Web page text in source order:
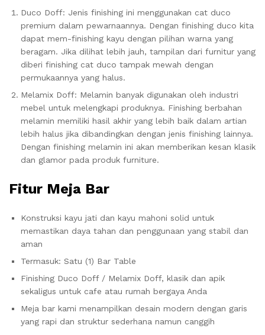
Duco Doff: Jenis finishing ini menggunakan cat duco
premium dalam pewarnaannya. Dengan finishing duco kita
dapat mem-finishing kayu dengan pilihan warna yang
beragam. Jika dilihat lebih jauh, tampilan dari furnitur yang
diberi finishing cat duco tampak mewah dengan
permukaannya yang halus.
Melamix Doff: Melamin banyak digunakan oleh industri
mebel untuk melengkapi produknya. Finishing berbahan
melamin memiliki hasil akhir yang lebih baik dalam artian
lebih halus jika dibandingkan dengan jenis finishing lainnya.
Dengan finishing melamin ini akan memberikan kesan klasik
dan glamor pada produk furniture.
Fitur Meja Bar
Konstruksi kayu jati dan kayu mahoni solid untuk
memastikan daya tahan dan penggunaan yang stabil dan
aman
Termasuk: Satu (1) Bar Table
Finishing Duco Doff / Melamix Doff, klasik dan apik
sekaligus untuk cafe atau rumah bergaya Anda
Meja bar kami menampilkan desain modern dengan garis
yang rapi dan struktur sederhana namun canggih